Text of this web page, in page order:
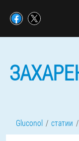
Gluconol статии